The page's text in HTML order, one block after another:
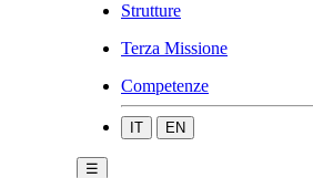
Strutture
Terza Missione
Competenze
IT EN
☰